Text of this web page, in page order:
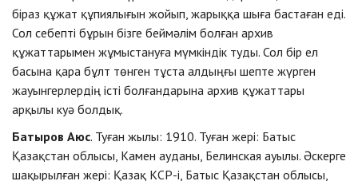
біраз құжат құпиялығын жойып, жарыққа шыға бастаған еді.
Сол себепті бұрын бізге беймәлім болған архив
құжаттарымен жұмыстануға мүмкіндік туды. Сол бір ел
басына қара бұлт төнген тұста алдыңғы шепте жүрген
жауынгерлердің істі болғандарына архив құжаттары
арқылы куә болдық.
Батыров Аюс. Туған жылы: 1910. Туған жері: Батыс
Қазақстан облысы, Камен ауданы, Белинская ауылы. Әскерге
шақырылған жері: Қазақ КСР-і, Батыс Қазақстан облысы,